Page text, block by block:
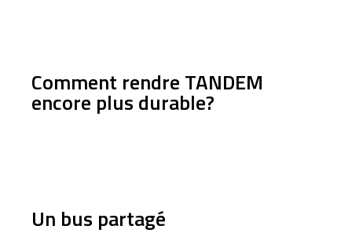
Comment rendre TANDEM
encore plus durable?
Un bus partagé